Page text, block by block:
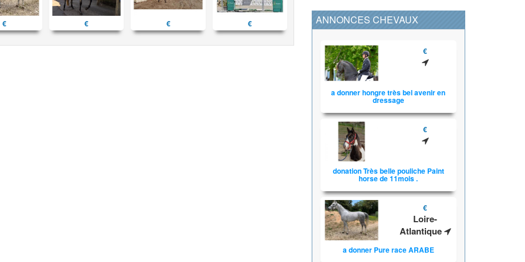
€ € € € ANNONCES CHEVAUX
€
a donner hongre très bel avenir en
dressage
€
donation Très belle pouliche Paint
horse de 11mois .
€
Loire-
Atlantique
a donner Pure race ARABE